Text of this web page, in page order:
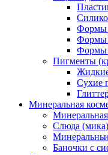
Формы
Формы
Формы
Пигменты
Сухие
Минеральная
Слюда (мика)
Баночки с